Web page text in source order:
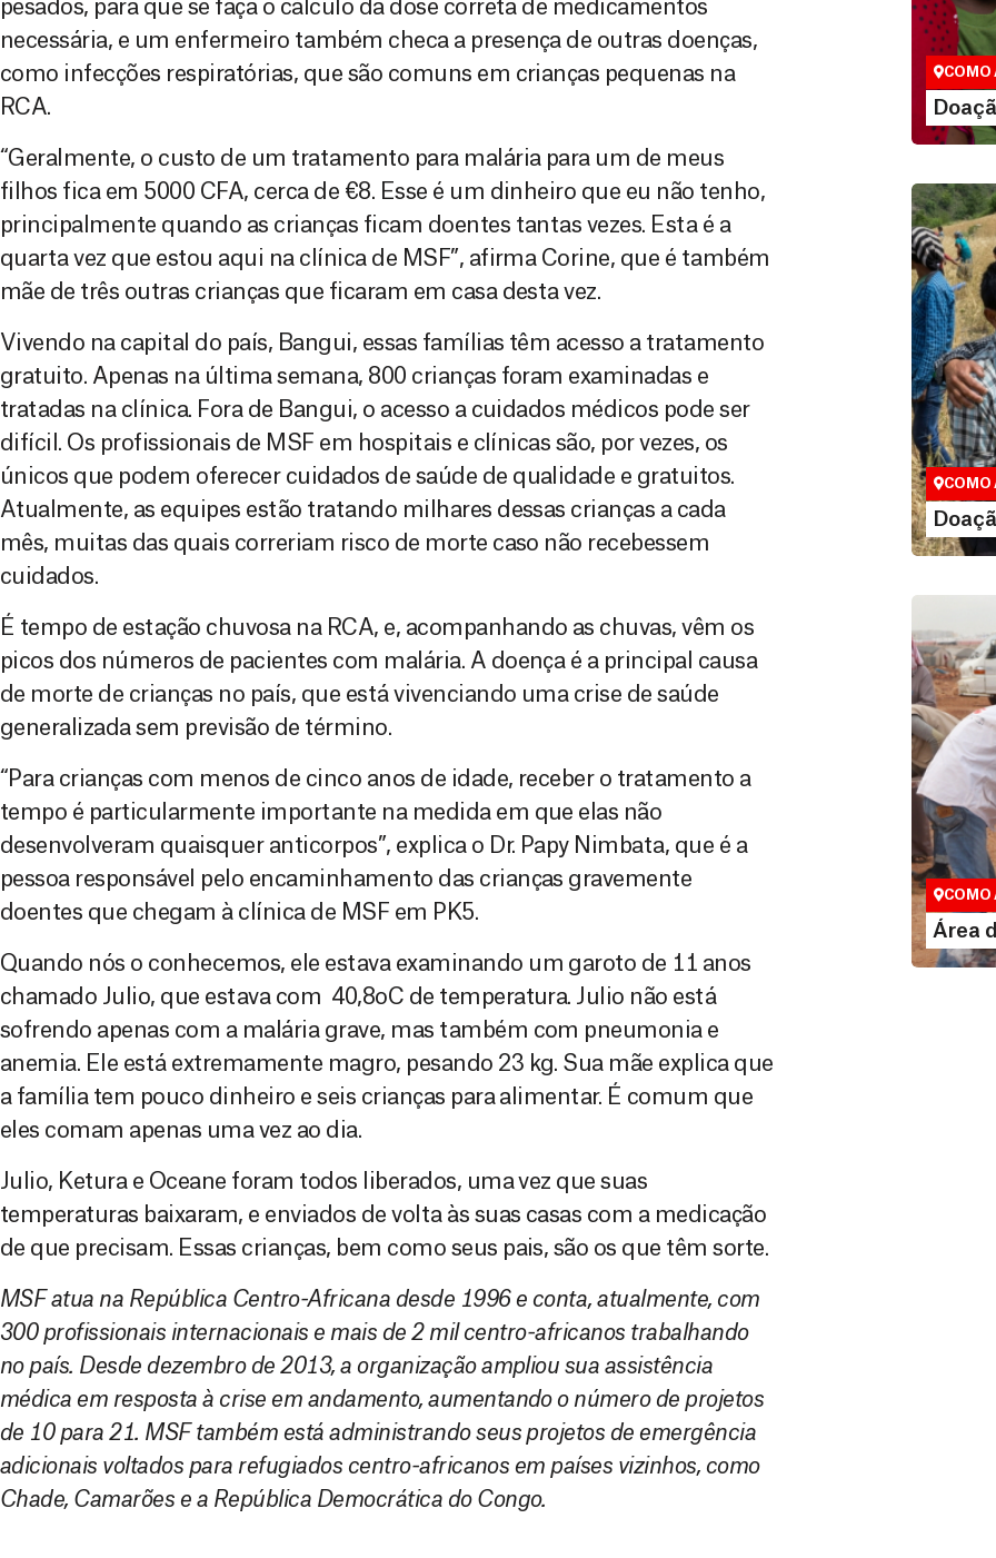
pesados, para que se faça o cálculo da dose correta de medicamentos
necessária, e um enfermeiro também checa a presença de outras doenças,
como infecções respiratórias, que são comuns em crianças pequenas na
RCA.
“Geralmente, o custo de um tratamento para malária para um de meus
filhos fica em 5000 CFA, cerca de €8. Esse é um dinheiro que eu não tenho,
principalmente quando as crianças ficam doentes tantas vezes. Esta é a
quarta vez que estou aqui na clínica de MSF”, afirma Corine, que é também
mãe de três outras crianças que ficaram em casa desta vez.
Vivendo na capital do país, Bangui, essas famílias têm acesso a tratamento
gratuito. Apenas na última semana, 800 crianças foram examinadas e
tratadas na clínica. Fora de Bangui, o acesso a cuidados médicos pode ser
difícil. Os profissionais de MSF em hospitais e clínicas são, por vezes, os
únicos que podem oferecer cuidados de saúde de qualidade e gratuitos.
Atualmente, as equipes estão tratando milhares dessas crianças a cada
mês, muitas das quais correriam risco de morte caso não recebessem
cuidados.
É tempo de estação chuvosa na RCA, e, acompanhando as chuvas, vêm os
picos dos números de pacientes com malária. A doença é a principal causa
de morte de crianças no país, que está vivenciando uma crise de saúde
generalizada sem previsão de término.
“Para crianças com menos de cinco anos de idade, receber o tratamento a
tempo é particularmente importante na medida em que elas não
desenvolveram quaisquer anticorpos”, explica o Dr. Papy Nimbata, que é a
pessoa responsável pelo encaminhamento das crianças gravemente
doentes que chegam à clínica de MSF em PK5.
Quando nós o conhecemos, ele estava examinando um garoto de 11 anos
chamado Julio, que estava com 40,8oC de temperatura. Julio não está
sofrendo apenas com a malária grave, mas também com pneumonia e
anemia. Ele está extremamente magro, pesando 23 kg. Sua mãe explica que
a família tem pouco dinheiro e seis crianças para alimentar. É comum que
eles comam apenas uma vez ao dia.
Julio, Ketura e Oceane foram todos liberados, uma vez que suas
temperaturas baixaram, e enviados de volta às suas casas com a medicação
de que precisam. Essas crianças, bem como seus pais, são os que têm sorte.
MSF atua na República Centro-Africana desde 1996 e conta, atualmente, com
300 profissionais internacionais e mais de 2 mil centro-africanos trabalhando
no país. Desde dezembro de 2013, a organização ampliou sua assistência
médica em resposta à crise em andamento, aumentando o número de projetos
de 10 para 21. MSF também está administrando seus projetos de emergência
adicionais voltados para refugiados centro-africanos em países vizinhos, como
Chade, Camarões e a República Democrática do Congo.
São as
que nos
vidas em
COMO
Você
maneiras,
valor que
COMO
Área
Espaço
COMO
Área